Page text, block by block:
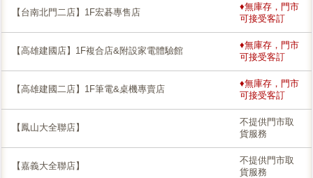
【台南北門二店】1F宏碁專售店
♦無庫存，門市
可接受客訂
【高雄建國店】1F複合店&附設家電體驗館
♦無庫存，門市
可接受客訂
【高雄建國二店】1F筆電&桌機專賣店
♦無庫存，門市
可接受客訂
【鳳山大全聯店】
不提供門市取
貨服務
【嘉義大全聯店】
不提供門市取
貨服務